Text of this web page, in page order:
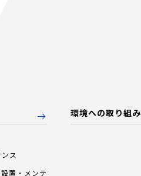
ス
置・メンテ
環境への取り組み